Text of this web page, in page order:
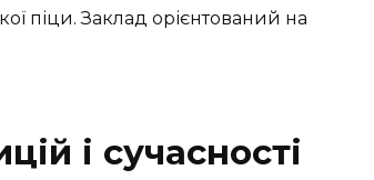
піци. Заклад орієнтований на
і сучасності